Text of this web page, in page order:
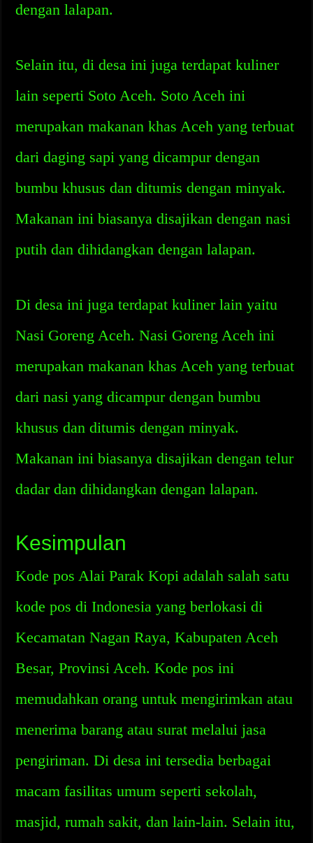
dengan lalapan.
Selain itu, di desa ini juga terdapat kuliner
lain seperti Soto Aceh. Soto Aceh ini
merupakan makanan khas Aceh yang terbuat
dari daging sapi yang dicampur dengan
bumbu khusus dan ditumis dengan minyak.
Makanan ini biasanya disajikan dengan nasi
putih dan dihidangkan dengan lalapan.
Di desa ini juga terdapat kuliner lain yaitu
Nasi Goreng Aceh. Nasi Goreng Aceh ini
merupakan makanan khas Aceh yang terbuat
dari nasi yang dicampur dengan bumbu
khusus dan ditumis dengan minyak.
Makanan ini biasanya disajikan dengan telur
dadar dan dihidangkan dengan lalapan.
Kesimpulan
Kode pos Alai Parak Kopi adalah salah satu
kode pos di Indonesia yang berlokasi di
Kecamatan Nagan Raya, Kabupaten Aceh
Besar, Provinsi Aceh. Kode pos ini
memudahkan orang untuk mengirimkan atau
menerima barang atau surat melalui jasa
pengiriman. Di desa ini tersedia berbagai
macam fasilitas umum seperti sekolah,
masjid, rumah sakit, dan lain-lain. Selain itu,